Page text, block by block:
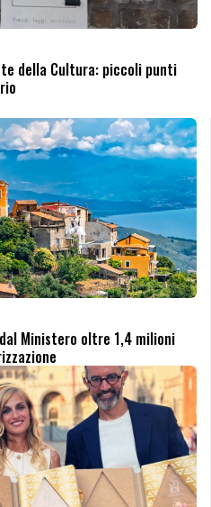
della Cultura: piccoli punti
Ministero oltre 1,4 milioni